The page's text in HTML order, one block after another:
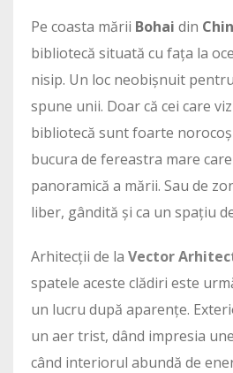
Pe coasta mării Bohai din
bibliotecă situată cu fața la
nisip. Un loc neobișnuit
spune unii. Doar că cei care
bibliotecă sunt foarte
bucura de fereastra mare
panoramică a mării. Sau de
liber, gândită și ca un spațiu
Arhitecții de la Vector
spatele aceste clădiri este
un lucru după aparențe.
un aer trist, dând impresia
când interiorul abundă de